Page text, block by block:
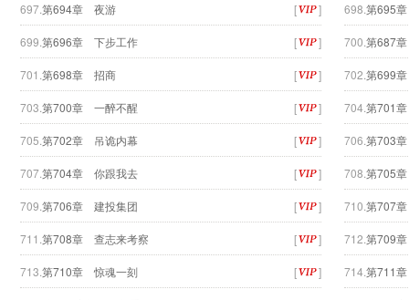
697.第694章 夜游 [ ] 698. 第695
699. 第696章 下步工作 [ ] 700. 第687
701. 第698章 招商 [ ] 702. 第699
703. 第700章 一醉不醒 [ ] 704. 第701
705. 第702章 吊诡内幕 [ ] 706. 第703
707.第704章 你跟我去 [ ] 708. 第705
709. 第706章 建投集团 [ ] 710. 第707
711. 第708章 查志来考察 [ ] 712. 第709
713. 第710章 惊魂一刻 [ ] 714. 第711